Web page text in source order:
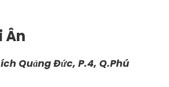
Ân
Quảng Đức, P.4, Q.Phú